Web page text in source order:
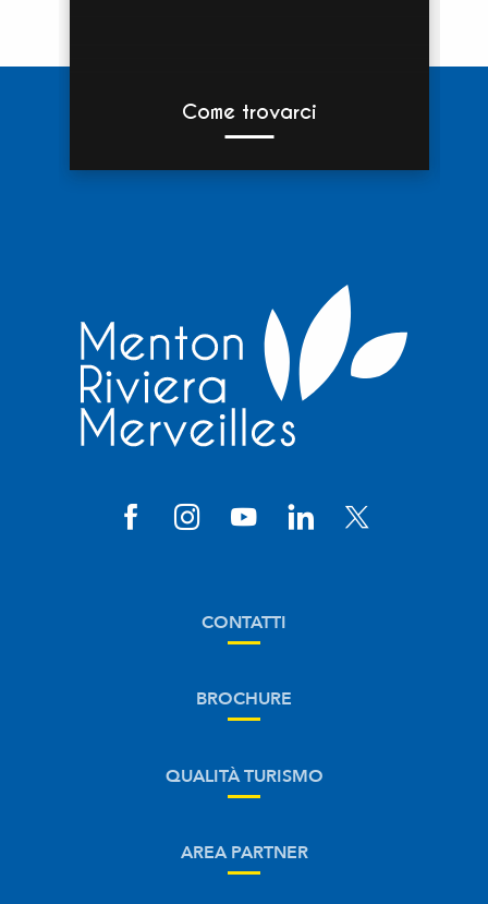
Come trovarci
CONTATTI
BROCHURE
QUALITÀ TURISMO
AREA PARTNER